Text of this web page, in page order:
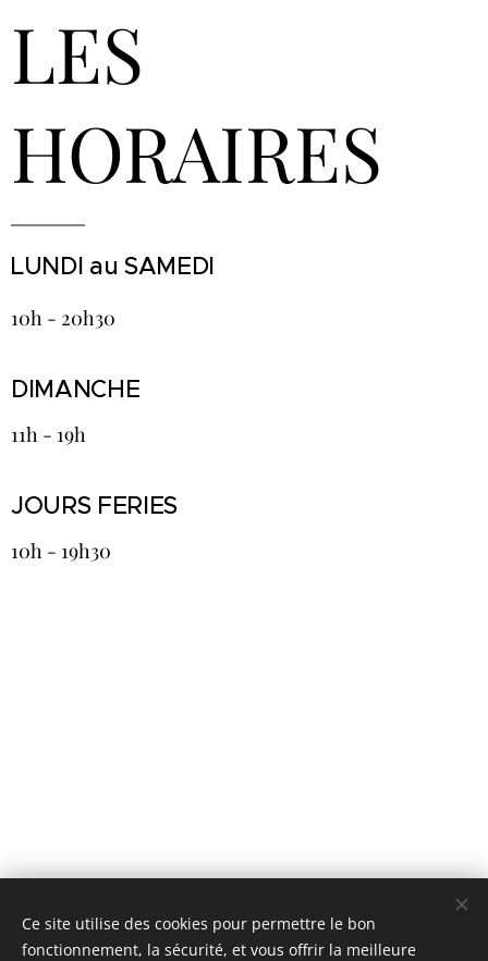
LES
HORAIRES
LUNDI au SAMEDI
10h - 20h30
DIMANCHE
11h - 19h
JOURS FERIES
10h - 19h30
Ce site utilise des cookies pour permettre le bon
fonctionnement, la sécurité, et vous offrir la meilleure